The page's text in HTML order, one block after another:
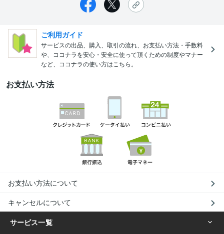
ご利用ガイド
サービスの出品、購入、取引の流れ、お支払い方法・手数料
や、ココナラを安心・安全に使って頂くための制度やマナー
など、ココナラの使い方はこちら。
お支払い方法
お支払い方法について
キャンセルについて